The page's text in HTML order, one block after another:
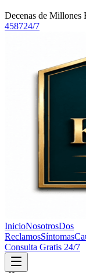
Decenas de Millones
458724/7
InicioNosotrosDos
ReclamosSíntomas
Consulta Gratis 24/7